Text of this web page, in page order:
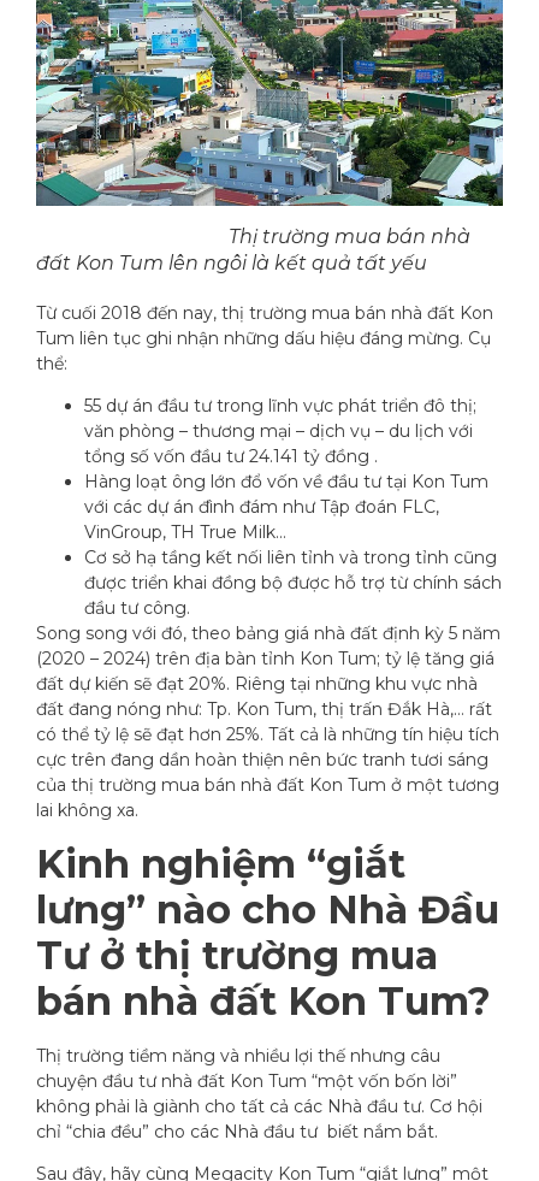
Thị trường mua bán nhà
đất Kon Tum lên ngôi là kết quả tất yếu
Từ cuối 2018 đến nay, thị trường mua bán nhà đất Kon
Tum liên tục ghi nhận những dấu hiệu đáng mừng. Cụ
thể:
55 dự án đầu tư trong lĩnh vực phát triển đô thị;
văn phòng – thương mại – dịch vụ – du lịch với
tổng số vốn đầu tư 24.141 tỷ đồng .
Hàng loạt ông lớn đổ vốn về đầu tư tại Kon Tum
với các dự án đình đám như Tập đoán FLC,
VinGroup, TH True Milk…
Cơ sở hạ tầng kết nối liên tỉnh và trong tỉnh cũng
được triển khai đồng bộ được hỗ trợ từ chính sách
đầu tư công.
Song song với đó, theo bảng giá nhà đất định kỳ 5 năm
(2020 – 2024) trên địa bàn tỉnh Kon Tum; tỷ lệ tăng giá
đất dự kiến sẽ đạt 20%. Riêng tại những khu vực nhà
đất đang nóng như: Tp. Kon Tum, thị trấn Đắk Hà,… rất
có thể tỷ lệ sẽ đạt hơn 25%. Tất cả là những tín hiệu tích
cực trên đang dần hoàn thiện nên bức tranh tươi sáng
của thị trường mua bán nhà đất Kon Tum ở một tương
lai không xa.
Kinh nghiệm “giắt
lưng” nào cho Nhà Đầu
Tư ở thị trường mua
bán nhà đất Kon Tum?
Thị trường tiềm năng và nhiều lợi thế nhưng câu
chuyện đầu tư nhà đất Kon Tum “một vốn bốn lời”
không phải là giành cho tất cả các Nhà đầu tư. Cơ hội
chỉ “chia đều” cho các Nhà đầu tư biết nắm bắt.
Sau đây, hãy cùng Megacity Kon Tum “giắt lưng” một